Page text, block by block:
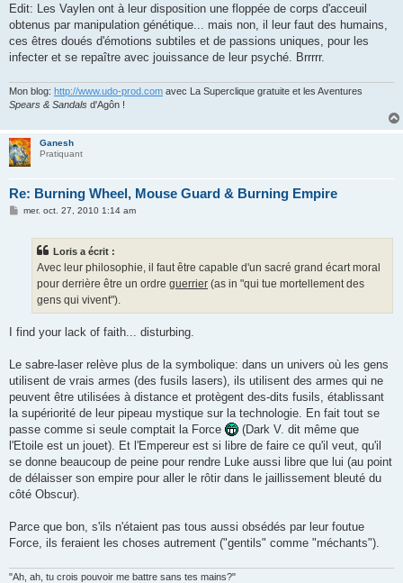
Edit: Les Vaylen ont à leur disposition une floppée de corps d'acceuil
obtenus par manipulation génétique... mais non, il leur faut des humains,
ces êtres doués d'émotions subtiles et de passions uniques, pour les
infecter et se repaître avec jouissance de leur psyché. Brrrrr.
Mon blog: http://www.udo-prod.com avec La Superclique gratuite et les Aventures
Spears & Sandals d'Agôn !
Ganesh
Pratiquant
Re: Burning Wheel, Mouse Guard & Burning Empire
Mmer. oct. 27, 2010 1:14 am
Loris a écrit :
Avec leur philosophie, il faut être capable d'un sacré grand écart moral
pour derrière être un ordre guerrier (as in "qui tue mortellement des
gens qui vivent").
I find your lack of faith... disturbing.
Le sabre-laser relève plus de la symbolique: dans un univers où les gens
utilisent de vrais armes (des fusils lasers), ils utilisent des armes qui ne
peuvent être utilisées à distance et protègent des-dits fusils, établissant
la supériorité de leur pipeau mystique sur la technologie. En fait tout se
passe comme si seule comptait la Force
(Dark V. dit même que
l'Etoile est un jouet). Et l'Empereur est si libre de faire ce qu'il veut, qu'il
se donne beaucoup de peine pour rendre Luke aussi libre que lui (au point
de délaisser son empire pour aller le rôtir dans le jaillissement bleuté du
côté Obscur).
Parce que bon, s'ils n'étaient pas tous aussi obsédés par leur foutue
Force, ils feraient les choses autrement ("gentils" comme "méchants").
"Ah, ah, tu crois pouvoir me battre sans tes mains?"